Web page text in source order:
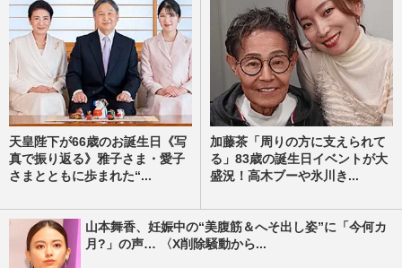
天皇陛下が66歳のお誕生日《写
真で振り返る》雅子さま・愛子
さまとともに歩まれた“...
加藤茶「周りの方に支えられて
る」83歳の誕生日イベントが大
盛況！高木ブーや氷川き...
山本舞香、妊娠中の“美腹筋＆へそ出し姿”に「今何カ
月?」の声… 〈X削除騒動から...